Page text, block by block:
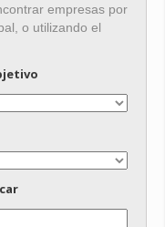
empresas por
o utilizando el